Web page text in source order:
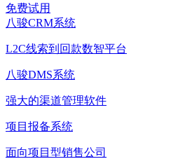
免费试用
八骏CRM系统
L2C线索到回款数智平台
八骏DMS系统
强大的渠道管理软件
项目报备系统
面向项目型销售公司